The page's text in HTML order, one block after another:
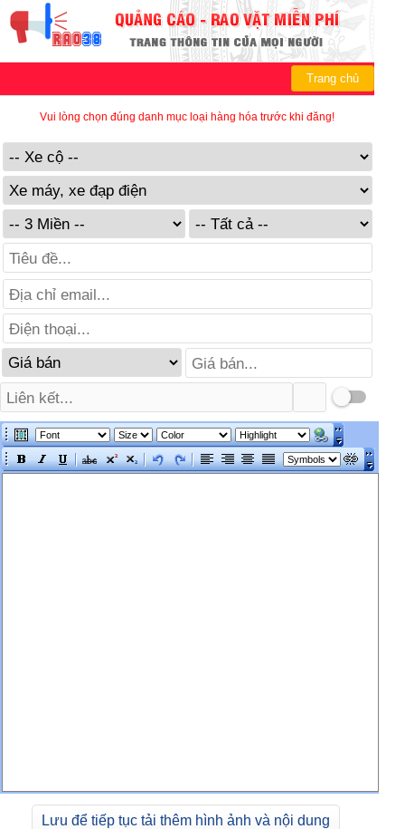
Trang chủ
Vui lòng chọn đúng danh mục loại hàng hóa trước khi đăng!
Lưu để tiếp tục tải thêm hình ảnh và nội dung